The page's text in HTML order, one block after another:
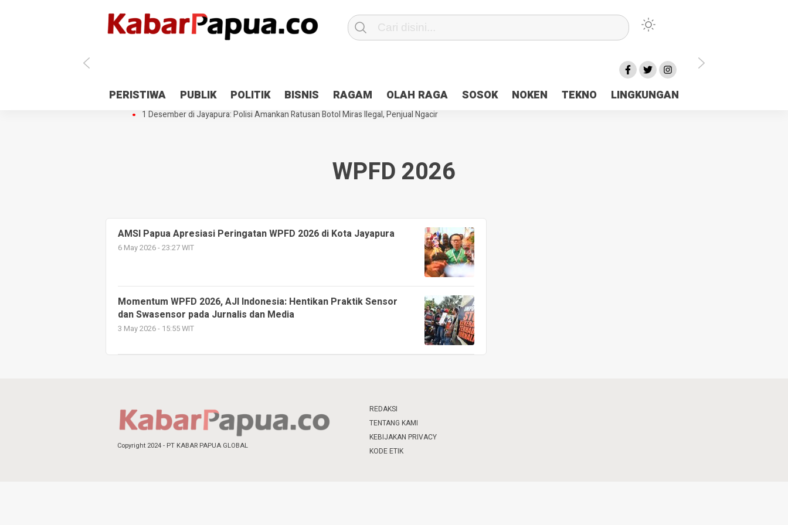
PERISTIWA PUBLIK POLITIK BISNIS RAGAM OLAH RAGA SOSOK NOKEN TEKNO LINGKUNGAN
Antisipasi 1 Desember, TNI Polri Patroli 2×24 jam di Kota Jayapura
Pesan Sejuk Polri di Deklarasi Pemilu Ceria Tanah Papua
Gedung Perpustakaan SMPN 5 Sentani Terbakar
Hibah Pilkada Jayapura Cair 10 Persen, Deposit Kas Daerah Rp23 Miliar Disorot
1 Desember di Jayapura: Polisi Amankan Ratusan Botol Miras Ilegal, Penjual Ngacir
WPFD 2026
AMSI Papua Apresiasi Peringatan WPFD 2026 di Kota Jayapura
6 May 2026 - 23:27 WIT
Momentum WPFD 2026, AJI Indonesia: Hentikan Praktik Sensor
dan Swasensor pada Jurnalis dan Media
3 May 2026 - 15:55 WIT
Copyright 2024 - PT KABAR PAPUA GLOBAL
REDAKSI
TENTANG KAMI
KEBIJAKAN PRIVACY
KODE ETIK